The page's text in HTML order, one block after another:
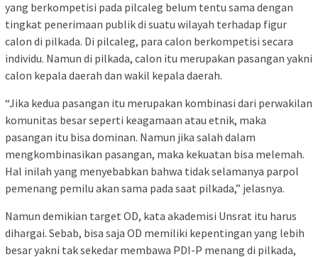
yang berkompetisi pada pilcaleg belum tentu sama dengan
tingkat penerimaan publik di suatu wilayah terhadap figur
calon di pilkada. Di pilcaleg, para calon berkompetisi secara
individu. Namun di pilkada, calon itu merupakan pasangan yakni
calon kepala daerah dan wakil kepala daerah.
“Jika kedua pasangan itu merupakan kombinasi dari perwakilan
komunitas besar seperti keagamaan atau etnik, maka
pasangan itu bisa dominan. Namun jika salah dalam
mengkombinasikan pasangan, maka kekuatan bisa melemah.
Hal inilah yang menyebabkan bahwa tidak selamanya parpol
pemenang pemilu akan sama pada saat pilkada,” jelasnya.
Namun demikian target OD, kata akademisi Unsrat itu harus
dihargai. Sebab, bisa saja OD memiliki kepentingan yang lebih
besar yakni tak sekedar membawa PDI-P menang di pilkada,